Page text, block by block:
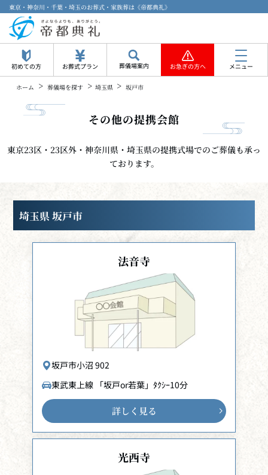
東京・神奈川・千葉・埼玉のお葬式・家族葬は《帝都典礼》
初めての方 お葬式プラン 葬儀場案内 お急ぎの方へ メニュー
ホーム > 葬儀場を探す > 埼玉県 > 坂戸市
その他の提携会館
東京23区・23区外・神奈川県・埼玉県の提携式場でのご葬儀も承っ
ております。
埼玉県 坂戸市
法音寺
坂戸市小沼 902
東武東上線 「坂戸or若葉」ﾀｸｼｰ10分
詳しく見る
光西寺